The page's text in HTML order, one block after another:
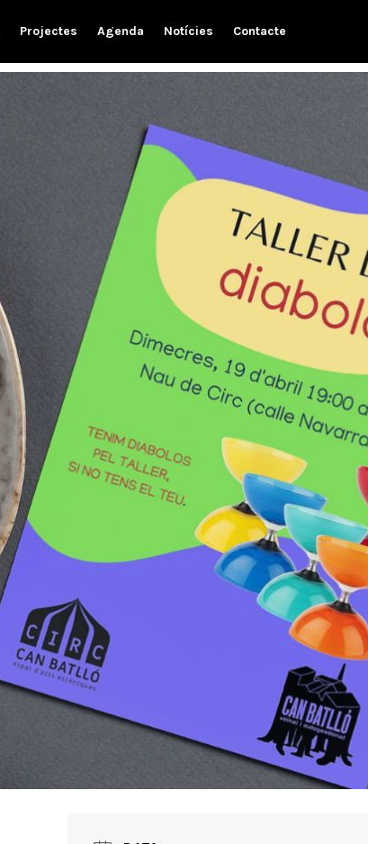
Projectes Agenda Notícies Contacte